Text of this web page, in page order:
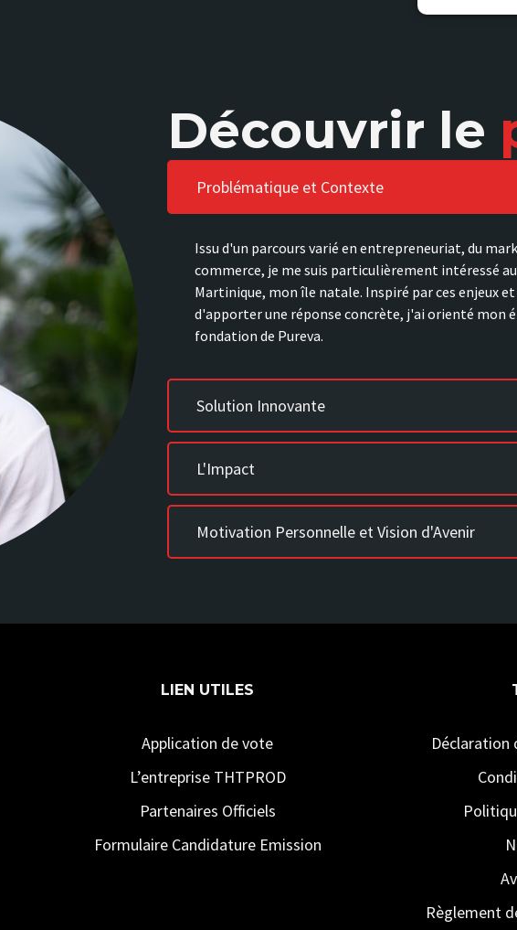
Découvrir le
Problématique et Contexte
Issu d'un parcours varié en entrepreneuriat, du
commerce, je me suis particulièrement intéressé
Martinique, mon île natale. Inspiré par ces enjeux
d'apporter une réponse concrète, j'ai orienté mon
fondation de Pureva.
Solution Innovante
L'Impact
Motivation Personnelle et Vision d'Avenir
LIEN UTILES
Application de vote
L’entreprise THTPROD
Partenaires Officiels
Formulaire Candidature Emission
Déclaration
Règlement